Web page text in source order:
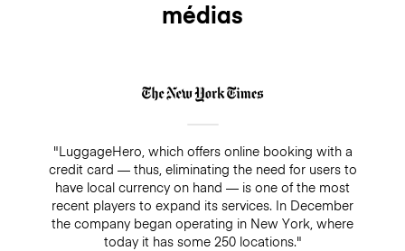
médias
"LuggageHero, which offers online booking with a
credit card — thus, eliminating the need for users to
have local currency on hand — is one of the most
recent players to expand its services. In December
the company began operating in New York, where
today it has some 250 locations."